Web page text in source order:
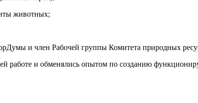
животных;
и член Рабочей группы Комитета природных
работе и обменялись опытом по созданию